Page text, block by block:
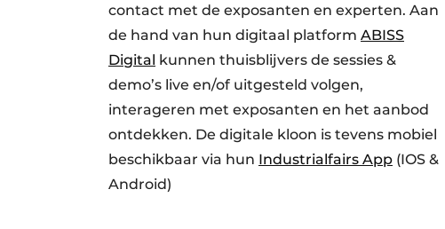
contact met de exposanten en experten. Aan
de hand van hun digitaal platform ABISS
Digital kunnen thuisblijvers de sessies &
demo’s live en/of uitgesteld volgen,
interageren met exposanten en het aanbod
ontdekken. De digitale kloon is tevens mobiel
beschikbaar via hun Industrialfairs App (IOS &
Android)